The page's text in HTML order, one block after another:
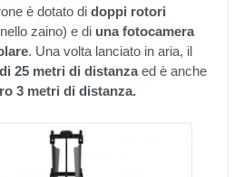
è dotato di doppi rotori
zaino) e di una fotocamera
. Una volta lanciato in aria, il
25 metri di distanzaed è anche
3 metri di distanza.